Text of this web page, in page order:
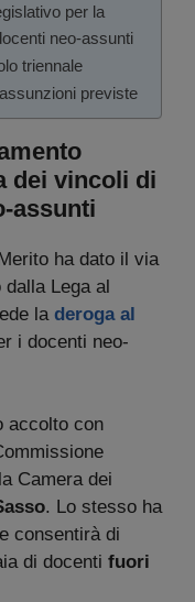
per la
neo-assunti
triennale
previste
dei vincoli di
assunti
ha dato il via
dalla Lega al
la deroga al
i docenti neo-
accolto con
Camera dei
. Lo stesso ha
consentirà di
di docenti fuori